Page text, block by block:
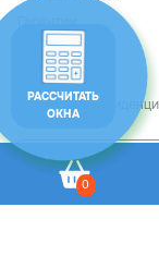
О компании
Контакты
Политика
0
РАССЧИТАТЬ
ОКНА